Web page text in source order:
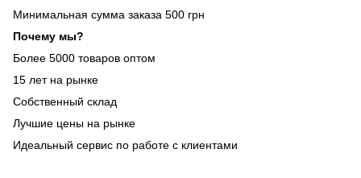
Минимальная сумма заказа 500 грн
Почему мы?
Более 5000 товаров оптом
15 лет на рынке
Собственный склад
Лучшие цены на рынке
Идеальный сервис по работе с клиентами